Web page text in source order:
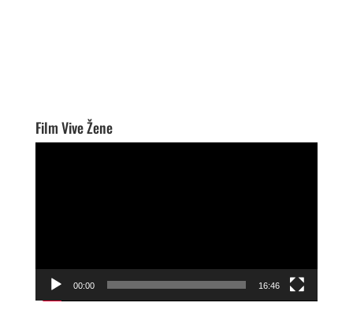
Film Vive Žene
00:00 16:46